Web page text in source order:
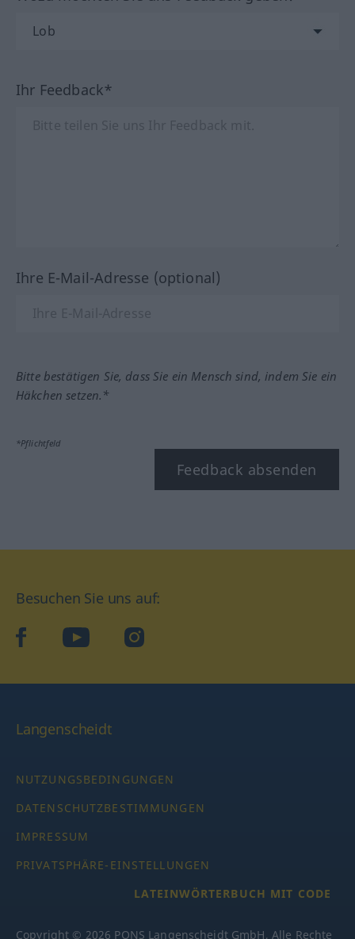
Ihr Feedback*
Ihre E-Mail-Adresse (optional)
Bitte bestätigen Sie, dass Sie ein Mensch sind, indem Sie ein
Häkchen setzen.*
*Pflichtfeld
Feedback absenden
Besuchen Sie uns auf:
facebookYouTube Instagram
Langenscheidt
NUTZUNGSBEDINGUNGEN
DATENSCHUTZBESTIMMUNGEN
IMPRESSUM
PRIVATSPHÄRE-EINSTELLUNGEN
LATEINWÖRTERBUCH MIT CODE
Copyright © 2026 PONS Langenscheidt GmbH, Alle Rechte